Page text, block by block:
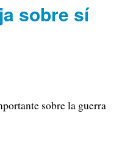
sobre sí
sobre la guerra